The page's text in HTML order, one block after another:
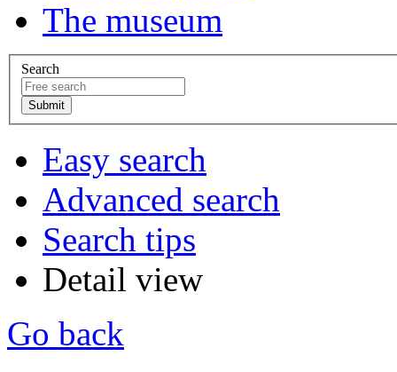
The museum
Search
Easy search
Advanced search
Search tips
Detail view
Go back